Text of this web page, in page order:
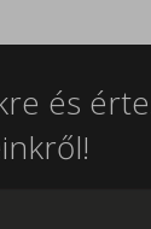
és